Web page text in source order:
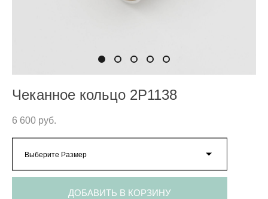
Чеканное кольцо 2P1138
6 600 pуб.
Выберите Размер
ДОБАВИТЬ В КОРЗИНУ